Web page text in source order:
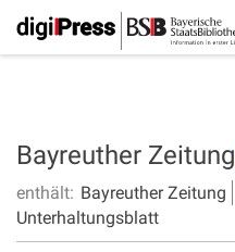
Bayreuther Zeitung
enthält: Bayreuther Zeitung
Unterhaltungsblatt